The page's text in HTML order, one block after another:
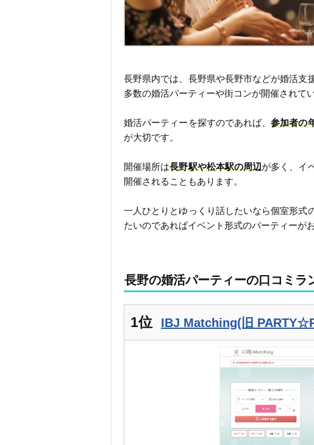
長野県内では、長野県や長野市などが婚活支
多数の婚活パーティーや街コンが開催されてい
婚活パーティーを探すのであれば、参加者の
が大切です。
開催場所は長野駅や松本駅の周辺が多く、イ
開催されることもあります。
一人ひとりとゆっくり話したいなら個室形式
たいのであればイベント形式のパーティーが
長野の婚活パーティーの口コミラ
1位 IBJ Matching(旧